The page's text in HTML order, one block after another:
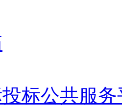
标公共服务